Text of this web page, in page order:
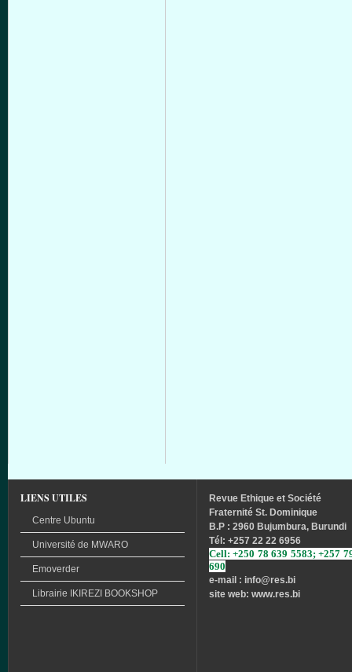
LIENS UTILES
Centre Ubuntu
Université de MWARO
Emoverder
Librairie IKIREZI BOOKSHOP
Revue Ethique et Société
Fraternité St. Dominique
B.P : 2960 Bujumbura, Burundi
Tél : +257 22 22 6956
Cell: +250 78 639 5583; +257
690
e-mail : info@res.bi
site web: www.res.bi